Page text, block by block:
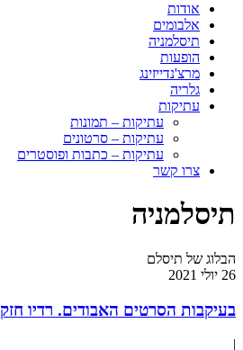
אודות
אלבומים
תיסלמניה
הופעות
מרצ'נדייזינג
גלריה
עתיקות
עתיקות – תמונות
עתיקות – סרטונים
עתיקות – כתבות ופוסטרים
צרו קשר
תיסלמניה
הבלוג של תיסלם
26 יולי 2021
בעיקבות הסרטים האבודים. רדיו חזק remixed 2021
|